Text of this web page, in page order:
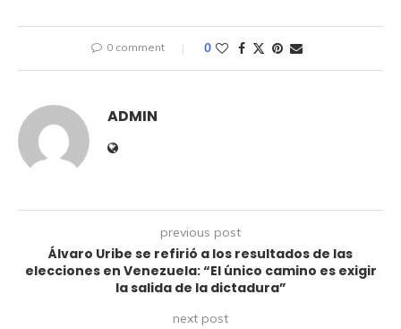
0 comment 0
ADMIN
previous post
Álvaro Uribe se refirió a los resultados de las
elecciones en Venezuela: “El único camino es exigir
la salida de la dictadura”
next post